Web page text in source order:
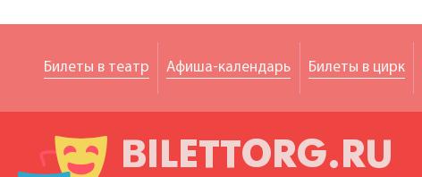
Билеты в театр Афиша-календарь Билеты в цирк
BILETTORG.RU